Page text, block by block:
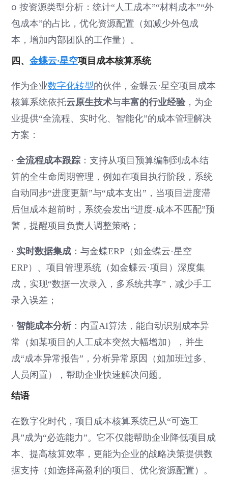
o按资源类型分析：统计“人工成本”“材料成本”“外
包成本”的占比，优化资源配置（如减少外包成
本，增加内部团队的工作量）。
四、金蝶云·星空项目成本核算系统
作为企业数字化转型的伙伴，金蝶云·星空项目成本
核算系统依托云原生技术与丰富的行业经验，为企
业提供“全流程、实时化、智能化”的成本管理解决
方案：
·全流程成本跟踪 ：支持从项目预算编制到成本结
算的全生命周期管理，例如在项目执行阶段，系统
自动同步“进度更新”与“成本支出”，当项目进度滞
后但成本超前时，系统会发出“进度-成本不匹配”预
警，提醒项目负责人调整策略；
· 实时数据集成 ：与金蝶ERP（如金蝶云·星空
ERP）、项目管理系统（如金蝶云·项目）深度集
成，实现“数据一次录入，多系统共享”，减少手工
录入误差；
·智能成本分析：内置AI算法，能自动识别成本异
常（如某项目的人工成本突然大幅增加），并生
成“成本异常报告”，分析异常原因（如加班过多、
人员闲置），帮助企业快速解决问题。
结语
在数字化时代，项目成本核算系统已从“可选工
具”成为“必选能力”。它不仅能帮助企业降低项目成
本、提高核算效率，更能为企业的战略决策提供数
据支持（如选择高盈利的项目、优化资源配置）。